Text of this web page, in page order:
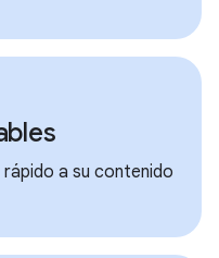
a su contenido